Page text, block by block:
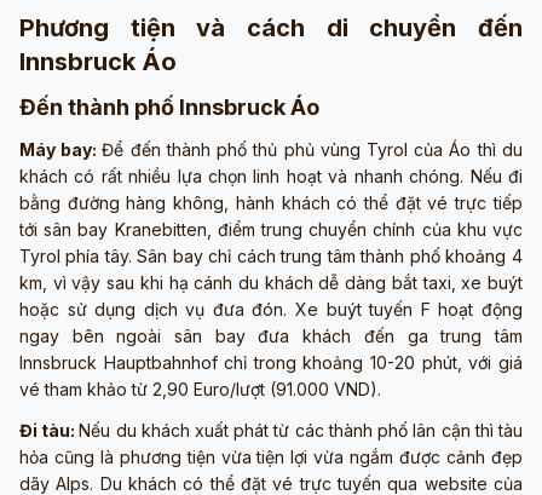
Phương tiện và cách di chuyển đến
Innsbruck Áo
Đến thành phố Innsbruck Áo
Máy bay:Để đến thành phố thủ phủ vùng Tyrol của Áo thì du
khách có rất nhiều lựa chọn linh hoạt và nhanh chóng. Nếu đi
bằng đường hàng không, hành khách có thể đặt vé trực tiếp
tới sân bay Kranebitten, điểm trung chuyển chính của khu vực
Tyrol phía tây. Sân bay chỉ cách trung tâm thành phố khoảng 4
km, vì vậy sau khi hạ cánh du khách dễ dàng bắt taxi, xe buýt
hoặc sử dụng dịch vụ đưa đón. Xe buýt tuyến F hoạt động
ngay bên ngoài sân bay đưa khách đến ga trung tâm
Innsbruck Hauptbahnhof chỉ trong khoảng 10-20 phút, với giá
vé tham khảo từ 2,90 Euro/lượt (91.000 VND).
Đi tàu:Nếu du khách xuất phát từ các thành phố lân cận thì tàu
hỏa cũng là phương tiện vừa tiện lợi vừa ngắm được cảnh đẹp
dãy Alps. Du khách có thể đặt vé trực tuyến qua website của